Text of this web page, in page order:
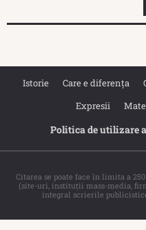
Istorie Care e diferența
Expresii
Politica de utilizare
Citarea se poate face în limita a
(site-uri, instituţii mass-media,
integral scrierile